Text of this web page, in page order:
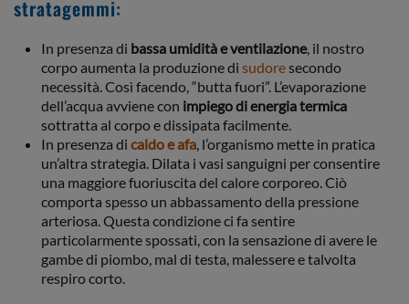
stratagemmi:
In presenza di bassa umidità e ventilazione, il nostro
corpo aumenta la produzione di sudoresecondo
necessità. Così facendo, “butta fuori”. L’evaporazione
dell’acqua avviene con impiego di energia termica
sottratta al corpo e dissipata facilmente.
In presenza di caldo e afa, l’organismo mette in pratica
un’altra strategia. Dilata i vasi sanguigni per consentire
una maggiore fuoriuscita del calore corporeo. Ciò
comporta spesso un abbassamento della pressione
arteriosa. Questa condizione ci fa sentire
particolarmente spossati, con la sensazione di avere le
gambe di piombo, mal di testa, malessere e talvolta
respiro corto.